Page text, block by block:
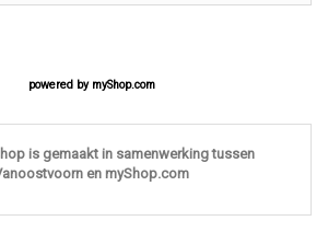
powered by myShop.com
is gemaakt in samenwerking tussen
en myShop.com